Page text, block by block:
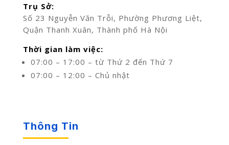
Trụ Sở:
Số 23 Nguyễn Văn Trỗi, Phường Phương Liệt,
Quận Thanh Xuân, Thành phố Hà Nội
Thời gian làm việc:
07:00 – 17:00 – từ Thứ 2 đến Thứ 7
07:00 – 12:00 – Chủ nhật
Thông Tin